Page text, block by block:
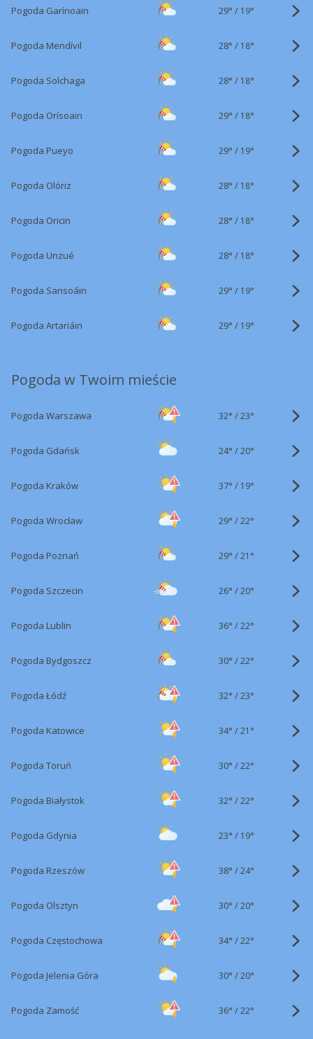
Pogoda Garínoain 29° / 19°
Pogoda Mendívil 28° / 18°
Pogoda Solchaga 28° / 18°
Pogoda Orísoain 29° / 18°
Pogoda Pueyo 29° / 19°
Pogoda Olóriz 28° / 18°
Pogoda Oricin 28° / 18°
Pogoda Unzué 28° / 18°
Pogoda Sansoáin 29° / 19°
Pogoda Artariáin 29° / 19°
Pogoda w Twoim mieście
Pogoda Warszawa 32° /23°
Pogoda Gdańsk 24° /20°
Pogoda Kraków 37° / 19°
Pogoda Wrocław 29° /22°
Pogoda Poznań 29° /21°
Pogoda Szczecin 26° /20°
Pogoda Lublin 36° /22°
Pogoda Bydgoszcz 30° /22°
Pogoda Łódź 32° /23°
Pogoda Katowice 34° /21°
Pogoda Toruń 30° /22°
Pogoda Białystok 32° /22°
Pogoda Gdynia 23° / 19°
Pogoda Rzeszów 38° /24°
Pogoda Olsztyn 30° /20°
Pogoda Częstochowa 34° /22°
Pogoda Jelenia Góra 30° /20°
Pogoda Zamość 36° /22°